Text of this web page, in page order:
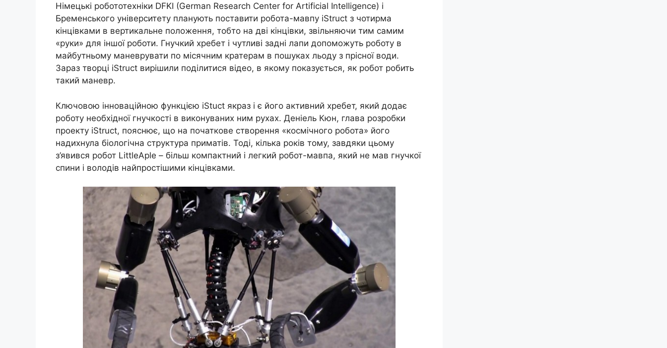
Німецькі робототехніки DFKI (German Research Center for Artificial Intelligence) і
Бременського університету планують поставити робота-мавпу iStruct з чотирма
кінцівками в вертикальне положення, тобто на дві кінцівки, звільняючи тим самим
«руки» для іншої роботи. Гнучкий хребет і чутливі задні лапи допоможуть роботу в
майбутньому маневрувати по місячним кратерам в пошуках льоду з прісної води.
Зараз творці iStruct вирішили поділитися відео, в якому показується, як робот робить
такий маневр.
Ключовою інноваційною функцією iStuct якраз і є його активний хребет, який додає
роботу необхідної гнучкості в виконуваних ним рухах. Деніель Кюн, глава розробки
проекту iStruct, пояснює, що на початкове створення «космічного робота» його
надихнула біологічна структура приматів. Тоді, кілька років тому, завдяки цьому
з’явився робот LittleAple – більш компактний і легкий робот-мавпа, який не мав гнучкої
спини і володів найпростішими кінцівками.